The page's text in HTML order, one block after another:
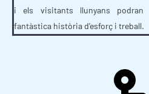
i els visitants llunyans podran
fantàstica història d’esforç i treball.